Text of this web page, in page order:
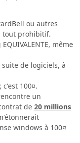
ou autres
tout prohibitif.
même
suite de logiciels, à
c'est 100¤.
un
de 20 millions
windows à 100¤